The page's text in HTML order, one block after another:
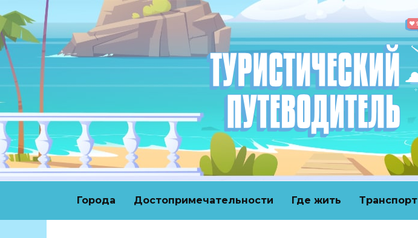
к
содержанию
Города Достопримечательности Где жить Транспорт